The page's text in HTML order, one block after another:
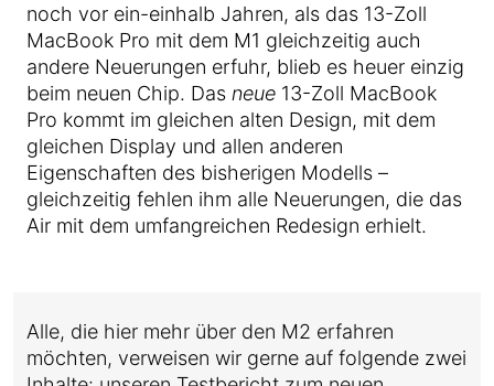
noch vor ein-einhalb Jahren, als das 13-Zoll
MacBook Pro mit dem M1 gleichzeitig auch
andere Neuerungen erfuhr, blieb es heuer einzig
beim neuen Chip. Das neue 13-Zoll MacBook
Pro kommt im gleichen alten Design, mit dem
gleichen Display und allen anderen
Eigenschaften des bisherigen Modells –
gleichzeitig fehlen ihm alle Neuerungen, die das
Air mit dem umfangreichen Redesign erhielt.
Alle, die hier mehr über den M2 erfahren
möchten, verweisen wir gerne auf folgende zwei